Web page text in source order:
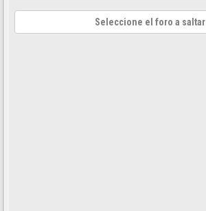
Seleccione el foro a saltar